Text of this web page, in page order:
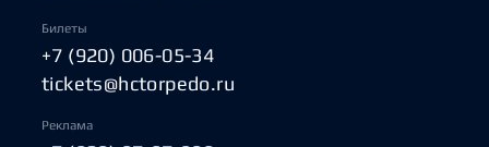
Билеты
+7 (920) 006-05-34
tickets@hctorpedo.ru
Реклама